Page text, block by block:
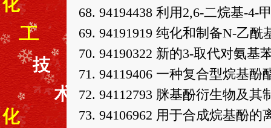
68. 94194438 利用2,6-二烷基-
69. 94191919 纯化和制备N-乙
70. 94190322 新的3-取代对氨
71. 94119406 一种复合型烷基
72. 94112793 脒基酚衍生物及
73. 94106962 用于合成烷基酚